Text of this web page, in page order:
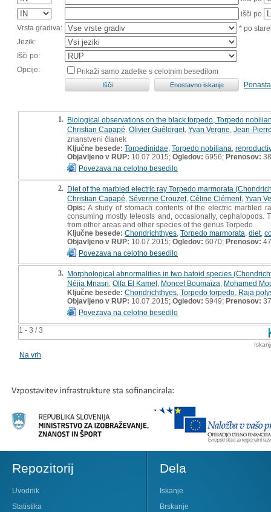
išči po
Vrsta gradiva:
* po
Jezik:
Išči po:
Opcije:
Prikaži samo zadetke s celotnim besedilom
1 - 3 / 3
1. Biological observations on the black torpedo, Torpedo
Christian Capapé Olivier Guélorget, Yvan Vergne Jean-
znanstveni članek
Ključne besede: Torpedinidae Torpedo nobiliana
Objavljeno v RUP: 10.07.2015; Ogledov: 6956; Prenosov: 38
Povezava na celotno besedilo
2. Diet of the marbled electric ray Torpedo marmorata
Christian Capapé Séverine Crouzet, Céline Clément, Yvan
Opis: A study of stomach contents of the electric marbled
consuming mostly teleosts and, occasionally, cephalopods.
from other areas and other species of the genus Torpedo.
Ključne besede: Chondrichthyes Torpedo marmorata diet,
Objavljeno v RUP: 10.07.2015; Ogledov: 6070; Prenosov: 47
Povezava na celotno besedilo
3. Morphological abnormalities in two batoid species
Néjia Mnasri Olfa El Kamel Moncef Boumaïza Mohamed
Ključne besede: Chondrichthyes Torpedo torpedo Raja
Objavljeno v RUP: 10.07.2015; Ogledov: 5949; Prenosov: 37
Povezava na celotno besedilo
Na vrh
Repozitorij
Uvodnik
Statistika
Dela
Iskanje
Brskanje